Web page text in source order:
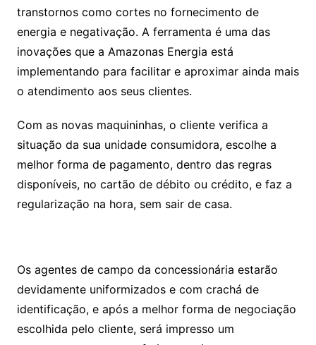
transtornos como cortes no fornecimento de
energia e negativação. A ferramenta é uma das
inovações que a Amazonas Energia está
implementando para facilitar e aproximar ainda mais
o atendimento aos seus clientes.
Com as novas maquininhas, o cliente verifica a
situação da sua unidade consumidora, escolhe a
melhor forma de pagamento, dentro das regras
disponíveis, no cartão de débito ou crédito, e faz a
regularização na hora, sem sair de casa.
Os agentes de campo da concessionária estarão
devidamente uniformizados e com crachá de
identificação, e após a melhor forma de negociação
escolhida pelo cliente, será impresso um